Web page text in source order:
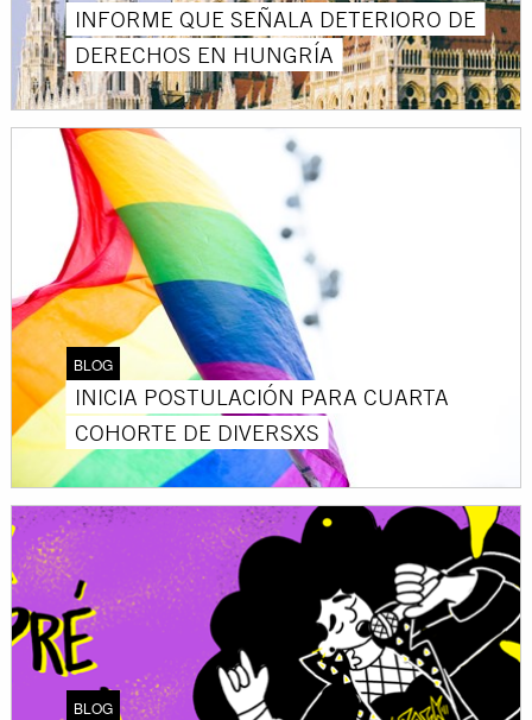
INFORME QUE SEÑALA DETERIORO DE
DERECHOS EN HUNGRÍA
BLOG
INICIA POSTULACIÓN PARA CUARTA
COHORTE DE DIVERSXS
BLOG